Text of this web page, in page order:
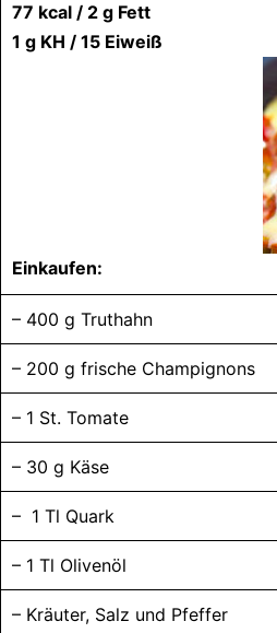
77 kcal / 2 g Fett
1 g KH / 15 Eiweiß
Einkaufen:
– 400 g Truthahn
– 200 g frische Champignons
– 1 St. Tomate
– 30 g Käse
– 1 Tl Quark
– 1 Tl Olivenöl
– Kräuter, Salz und Pfeffer